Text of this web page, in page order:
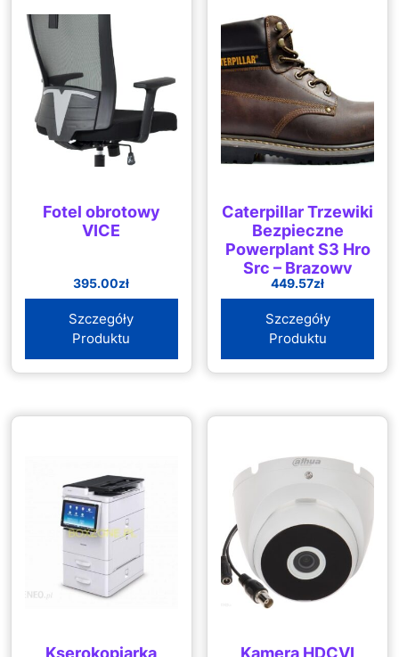
Fotel obrotowy
VICE
395.00zł
Szczegóły
Produktu
Caterpillar Trzewiki
Bezpieczne
Powerplant S3 Hro
Src – Brązowy
449.57zł
Szczegóły
Produktu